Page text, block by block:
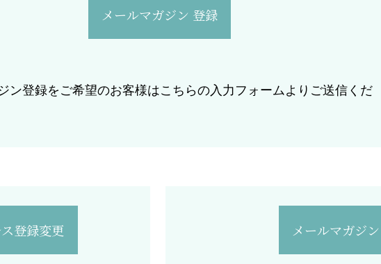
メールマガジン 登録
ン登録をご希望のお客様はこちらの入力フォームよりご送信くだ
登録変更 メールマガジ